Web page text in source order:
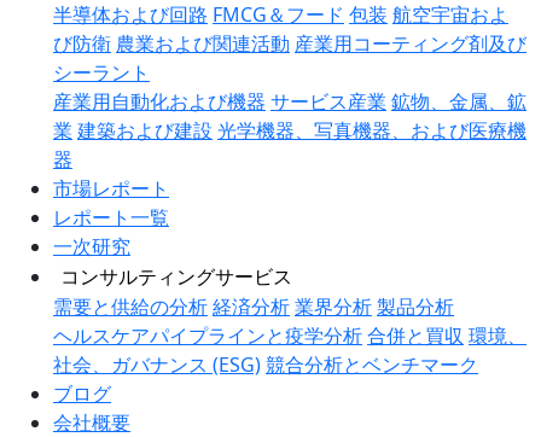
半導体および回路 FMCG＆フード 包装 航空宇宙およ
び防衛 農業および関連活動 産業用コーティング剤及び
シーラント
産業用自動化および機器 サービス産業 鉱物、金属、鉱
業 建築および建設 光学機器、写真機器、および医療機
器
市場レポート
レポート一覧
一次研究
コンサルティングサービス
需要と供給の分析経済分析業界分析製品分析
ヘルスケアパイプラインと疫学分析合併と買収 環境、
社会、ガバナンス (ESG)競合分析とベンチマーク
ブログ
会社概要